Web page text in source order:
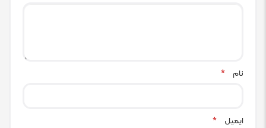
نام *
ایمیل *